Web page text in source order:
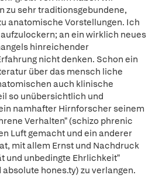
zu sehr traditionsgebundene,
anatomische Vorstellungen. Ich
an ein wirklich neues
hinreichender
nicht denken. Schon ein
über das mensch liche
auch klinische
so unübersichtlich und
namhafter Hirnforscher seinem
Verhalten" (schizo phrenic
Luft gemacht und ein anderer
mit allem Ernst und Nachdruck
und unbedingte Ehrlichkeit"
hones.ty) zu verlangen.